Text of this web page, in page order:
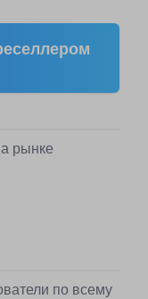
рынке
по всему